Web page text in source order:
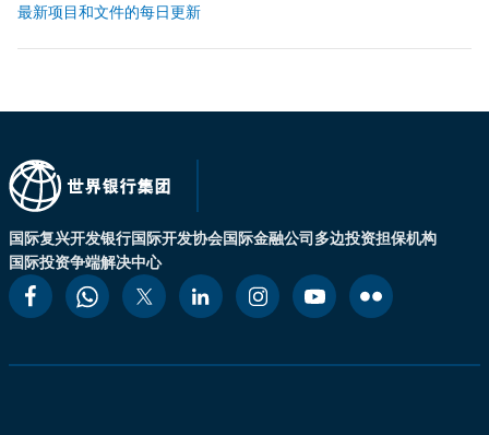
最新项目和文件的每日更新
国际复兴开发银行国际开发协会国际金融公司多边投资担保机构
国际投资争端解决中心